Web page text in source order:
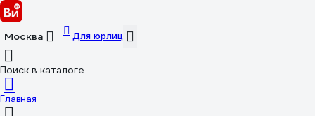
Москва Для юрлиц
Поиск в каталоге
Главная